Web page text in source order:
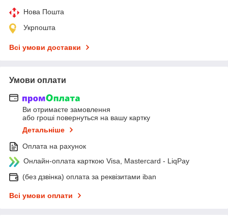
Нова Пошта
Укрпошта
Всі умови доставки
Умови оплати
Ви отримаєте замовлення
або гроші повернуться на вашу картку
Детальніше
Оплата на рахунок
Онлайн-оплата карткою Visa, Mastercard - LiqPay
(без дзвінка) оплата за реквізитами iban
Всі умови оплати